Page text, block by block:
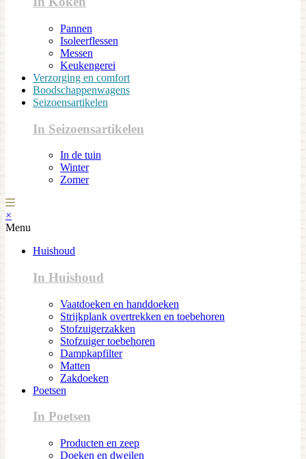
Pannen
Isoleerflessen
Messen
Keukengerei
Verzorging en comfort
Boodschappenwagens
Seizoensartikelen
In Seizoensartikelen
In de tuin
Winter
Zomer
×
Menu
Huishoud
In Huishoud
Vaatdoeken en handdoeken
Strijkplank overtrekken en toebehoren
Stofzuigerzakken
Stofzuiger toebehoren
Dampkapfilter
Matten
Zakdoeken
Poetsen
In Poetsen
Producten en zeep
Doeken en dweilen